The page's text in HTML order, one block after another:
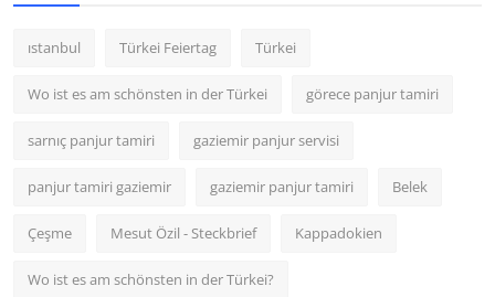
ıstanbul Türkei Feiertag Türkei
Wo ist es am schönsten in der Türkei görece panjur tamiri
sarnıç panjur tamiri gaziemir panjur servisi
panjur tamiri gaziemir gaziemir panjur tamiri Belek
Çeşme Mesut Özil - Steckbrief Kappadokien
Wo ist es am schönsten in der Türkei?